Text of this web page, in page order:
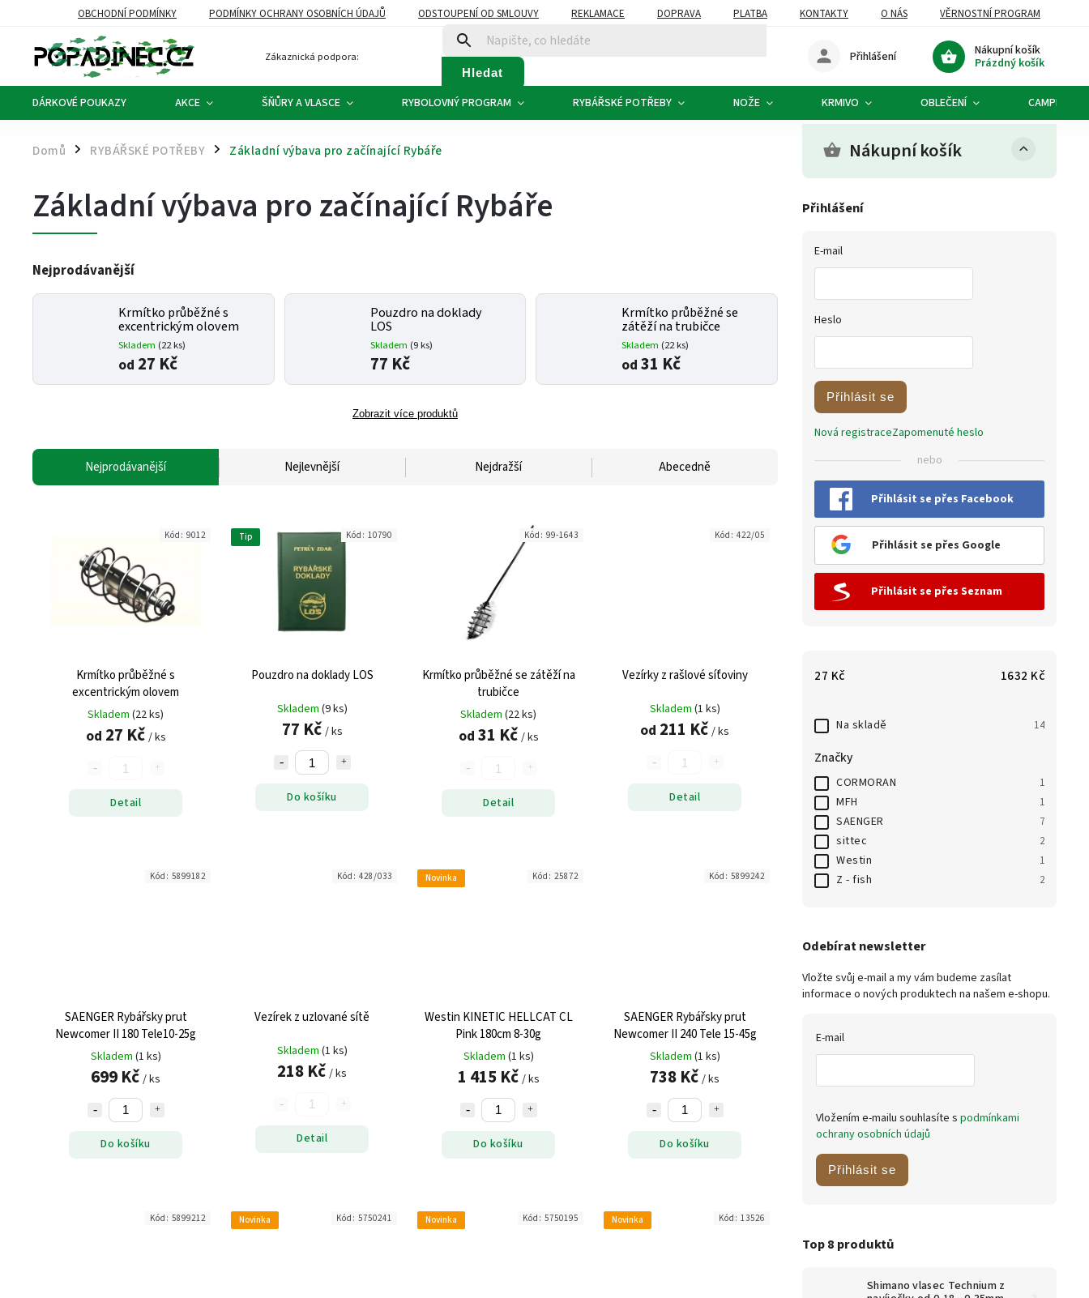
OBCHODNÍ PODMÍNKY PODMÍNKY OCHRANY OSOBNÍCH ÚDAJŮ ODSTOUPENÍ OD SMLOUVY REKLAMACE DOPRAVA PLATBA KONTAKTY O NÁS VĚRNOSTNÍ PROGRAM
Zákaznická podpora:
Hledat
Nákupní košík
Prázdný košík
Přihlášení
DÁRKOVÉ POUKAZY AKCE ŠŇŮRY A VLASCE RYBOLOVNÝ PROGRAM RYBÁŘSKÉ POTŘEBY NOŽE KRMIVO OBLEČENÍ CAMPING
Domů / RYBÁŘSKÉ POTŘEBY / Základní výbava pro začínající Rybáře Nákupní košík
Přihlášení
E-mail
Heslo
Přihlásit se
Nová registraceZapomenuté heslo
nebo
Přihlásit se přes Facebook
Přihlásit se přes Google
Přihlásit se přes Seznam
27 Kč 1632 Kč
Na skladě 14
Značky
CORMORAN 1
MFH 1
SAENGER 7
sittec 2
Westin 1
Z - fish 2
Odebírat newsletter
Vložte svůj e-mail a my vám budeme zasílat
informace o nových produktech na našem e-shopu.
E-mail
Vložením e-mailu souhlasíte s podmínkami
ochrany osobních údajů
Přihlásit se
Top 8 produktů
Shimano vlasec Technium z
Základní výbava pro začínající Rybáře
Nejprodávanější
Krmítko průběžné s
excentrickým olovem
Skladem (22 ks)
od 27 Kč
Pouzdro na doklady
LOS
Skladem (9 ks)
77 Kč
Krmítko průběžné se
zátěží na trubičce
Skladem (22 ks)
od 31 Kč
Zobrazit více produktů
Nejprodávanější Nejlevnější Nejdražší Abecedně
Krmítko průběžné s
excentrickým olovem
Skladem (22 ks)
od 27 Kč / ks
Detail
Kód: 9012 Tip
Pouzdro na doklady LOS
Skladem (9 ks)
77 Kč / ks
Do košíku
Kód: 10790
Krmítko průběžné se zátěží na
trubičce
Skladem (22 ks)
od 31 Kč / ks
Detail
Kód: 99-1643
Vezírky z rašlové síťoviny
Skladem (1 ks)
od 211 Kč / ks
Detail
Kód: 422/05
SAENGER Rybářsky prut
Newcomer II 180 Tele10-25g
Skladem (1 ks)
699 Kč / ks
Do košíku
Kód: 5899182
Vezírek z uzlované sítě
Skladem (1 ks)
218 Kč / ks
Detail
Kód: 428/033 Novinka
Westin KINETIC HELLCAT CL
Pink 180cm 8-30g
Skladem (1 ks)
1 415 Kč / ks
Do košíku
Kód: 25872
SAENGER Rybářsky prut
Newcomer II 240 Tele 15-45g
Skladem (1 ks)
738 Kč / ks
Do košíku
Kód: 5899242
Kód: 5899212 Novinka Kód: 5750241 Novinka Kód: 5750195 Novinka Kód: 13526